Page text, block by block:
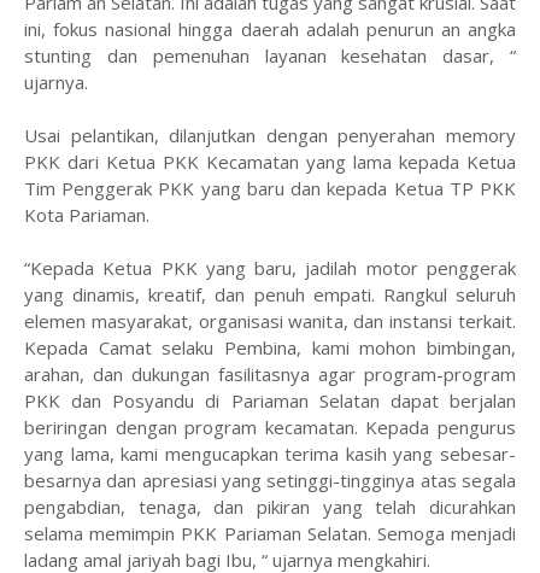
ini, fokus nasional hingga daerah adalah penurun an angka
stunting dan pemenuhan layanan kesehatan dasar, “
ujarnya.
Usai pelantikan, dilanjutkan dengan penyerahan memory
PKK dari Ketua PKK Kecamatan yang lama kepada Ketua
Tim Penggerak PKK yang baru dan kepada Ketua TP PKK
Kota Pariaman.
“Kepada Ketua PKK yang baru, jadilah motor penggerak
yang dinamis, kreatif, dan penuh empati. Rangkul seluruh
elemen masyarakat, organisasi wanita, dan instansi terkait.
Kepada Camat selaku Pembina, kami mohon bimbingan,
arahan, dan dukungan fasilitasnya agar program-program
PKK dan Posyandu di Pariaman Selatan dapat berjalan
beriringan dengan program kecamatan. Kepada pengurus
yang lama, kami mengucapkan terima kasih yang sebesar-
besarnya dan apresiasi yang setinggi-tingginya atas segala
pengabdian, tenaga, dan pikiran yang telah dicurahkan
selama memimpin PKK Pariaman Selatan. Semoga menjadi
ladang amal jariyah bagi Ibu, “ ujarnya mengkahiri.